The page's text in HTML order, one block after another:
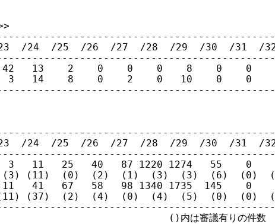
/24  /25  /26  /27  /28  /29  /30  /31  /
42   13    2    0    0    0    8    0    0
3   14    8    0    2    0   10    0    0
/24  /25  /26  /27  /28  /29  /30  /31  /
11   25   40   87 1220 1274   55    0
(3) (11)  (0)  (2)  (1)  (3)  (3)  (6)  (0)
41   67   58   98 1340 1735  145    0
(37)  (2)  (4)  (0)  (4)  (5)  (0)  (0)
()内は審議有りの件数